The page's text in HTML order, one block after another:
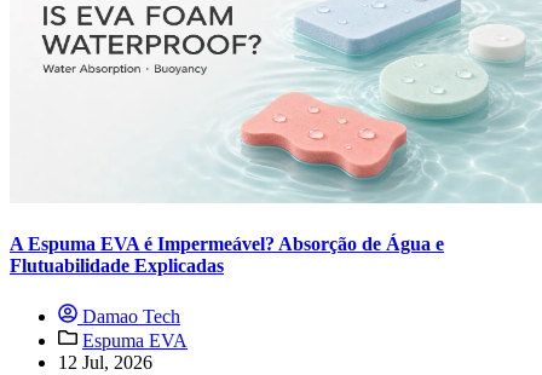
A Espuma EVA é Impermeável? Absorção de Água e
Flutuabilidade Explicadas
Damao Tech
Espuma EVA
12 Jul, 2026